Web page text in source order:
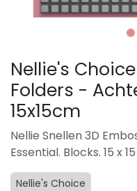
Nellie's
Folders -
15x15cm
Nellie Snellen 3D
Essential. Blocks. 15 x
Nellie's Choice